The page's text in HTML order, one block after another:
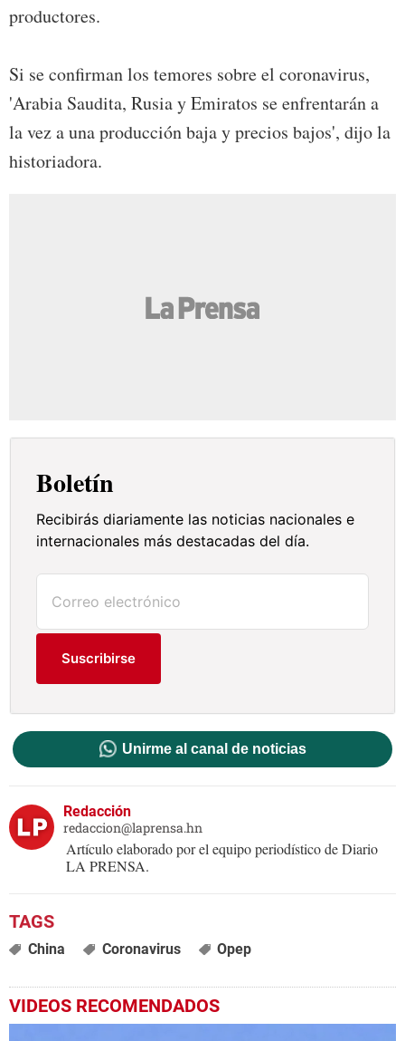
productores.
Si se confirman los temores sobre el coronavirus,
'Arabia Saudita, Rusia y Emiratos se enfrentarán a
la vez a una producción baja y precios bajos', dijo la
historiadora.
Boletín
Recibirás diariamente las noticias nacionales e
internacionales más destacadas del día.
Suscribirse
Unirme al canal de noticias
Redacción
redaccion@laprensa.hn
Artículo elaborado por el equipo periodístico de Diario
LA PRENSA.
China Coronavirus Opep
VIDEOS RECOMENDADOS